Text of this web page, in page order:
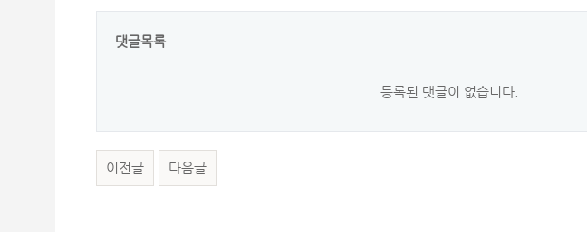
댓글목록
등록된 댓글이 없습니다.
이전글 다음글